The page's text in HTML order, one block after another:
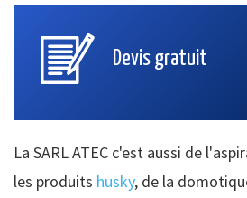
Devis gratuit
La SARL ATEC c'est aussi de
les produits husky, de la